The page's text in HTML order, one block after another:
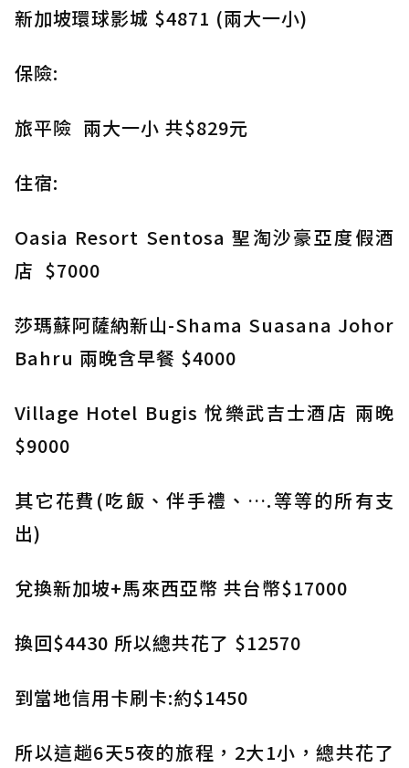
新加坡環球影城 $4871 (兩大一小)
保險:
旅平險 兩大一小 共$829元
住宿:
Oasia Resort Sentosa 聖淘沙豪亞度假酒
店 $7000
莎瑪蘇阿薩納新山-Shama Suasana Johor
Bahru 兩晚含早餐 $4000
Village Hotel Bugis 悅樂武吉士酒店 兩晚
$9000
其它花費(吃飯、伴手禮、….等等的所有支
出)
兌換新加坡+馬來西亞幣 共台幣$17000
換回$4430 所以總共花了 $12570
到當地信用卡刷卡:約$1450
所以這趟6天5夜的旅程，2大1小，總共花了